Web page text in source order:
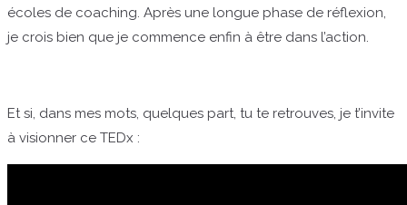
écoles de coaching. Après une longue phase de réflexion,
je crois bien que je commence enfin à être dans l’action.
Et si, dans mes mots, quelques part, tu te retrouves, je t’invite
à visionner ce TEDx :